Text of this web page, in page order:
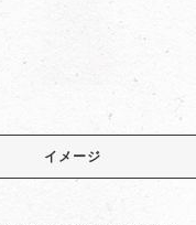
イメージ